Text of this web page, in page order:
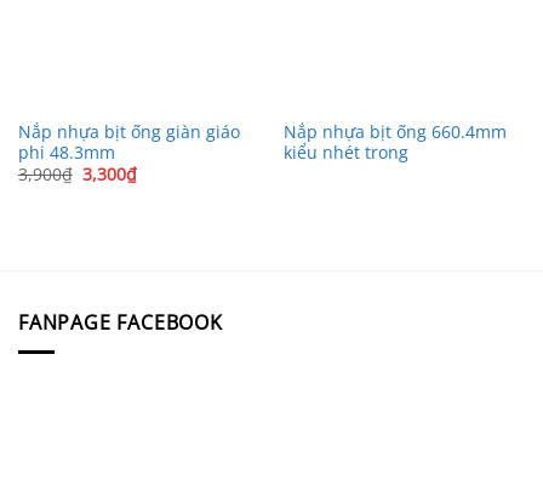
Nắp nhựa bịt ống giàn giáo
phi 48.3mm
3,900₫ Giá
gốc
3,300₫Giá
hiện
Nắp nhựa bịt ống 660.4mm
kiểu nhét trong
FANPAGE FACEBOOK